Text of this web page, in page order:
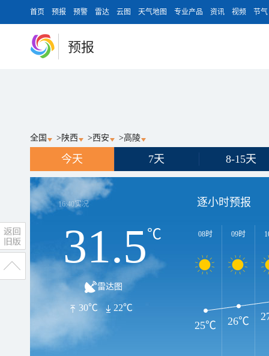
首页 预报 预警 雷达 云图 天气地图 专业产品 资讯 视频 节气
预报
全国 > 陕西 >西安 >高陵
今天 7天 8-15天
16:40实况
31.5℃
雷达图
30℃ 22℃
逐小时预报
08时 09时
25℃ 26℃